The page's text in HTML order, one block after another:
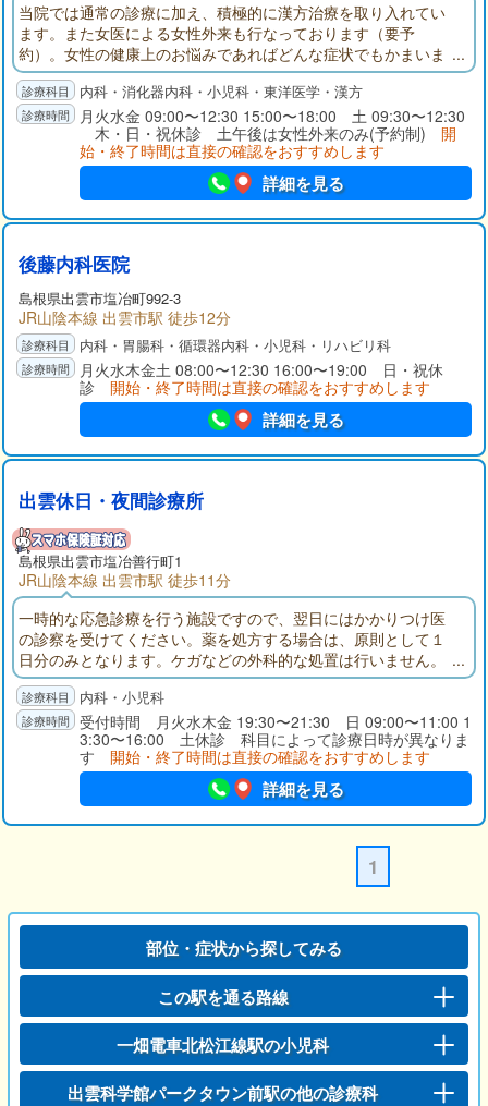
当院では通常の診療に加え、積極的に漢方治療を取り入れてい
ます。また女医による女性外来も行なっております（要予
約）。女性の健康上のお悩みであればどんな症状でもかまいま
せん。お気軽にご相談ください。
内科・消化器内科・小児科・東洋医学・漢方
月火水金 09:00〜12:30 15:00〜18:00 土 09:30〜12:30
木・日・祝休診 土午後は女性外来のみ(予約制) 開
始・終了時間は直接の確認をおすすめします
詳細を見る
後藤内科医院
島根県出雲市塩冶町992-3
JR山陰本線 出雲市駅 徒歩12分
内科・胃腸科・循環器内科・小児科・リハビリ科
月火水木金土 08:00〜12:30 16:00〜19:00 日・祝休
診 開始・終了時間は直接の確認をおすすめします
詳細を見る
出雲休日・夜間診療所
島根県出雲市塩冶善行町1
JR山陰本線 出雲市駅 徒歩11分
一時的な応急診療を行う施設ですので、翌日にはかかりつけ医
の診察を受けてください。薬を処方する場合は、原則として１
日分のみとなります。ケガなどの外科的な処置は行いません。
内科・小児科
受付時間 月火水木金 19:30〜21:30 日 09:00〜11:00 1
3:30〜16:00 土休診 科目によって診療日時が異なりま
す 開始・終了時間は直接の確認をおすすめします
詳細を見る
1
部位・症状から探してみる
この駅を通る路線
一畑電車北松江線駅の小児科
出雲科学館パークタウン前駅の他の診療科